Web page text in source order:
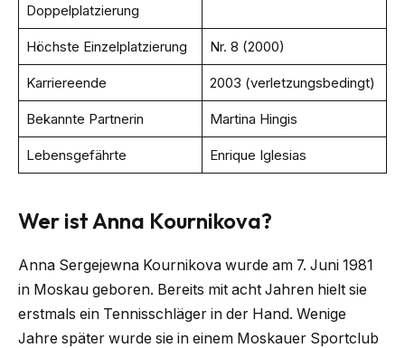
Doppelplatzierung
Höchste Einzelplatzierung Nr. 8 (2000)
Karriereende 2003 (verletzungsbedingt)
Bekannte Partnerin Martina Hingis
Lebensgefährte Enrique Iglesias
Wer ist Anna Kournikova?
Anna Sergejewna Kournikova wurde am 7. Juni 1981
in Moskau geboren. Bereits mit acht Jahren hielt sie
erstmals ein Tennisschläger in der Hand. Wenige
Jahre später wurde sie in einem Moskauer Sportclub